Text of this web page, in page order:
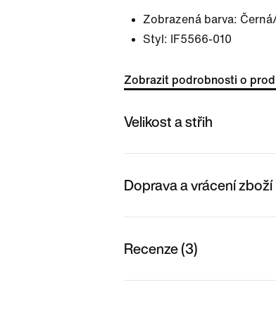
Zobrazená barva:
Styl:
IF5566-010
Zobrazit podrobnosti o
Velikost a střih
Doprava a vrácení zboží
Recenze (3)